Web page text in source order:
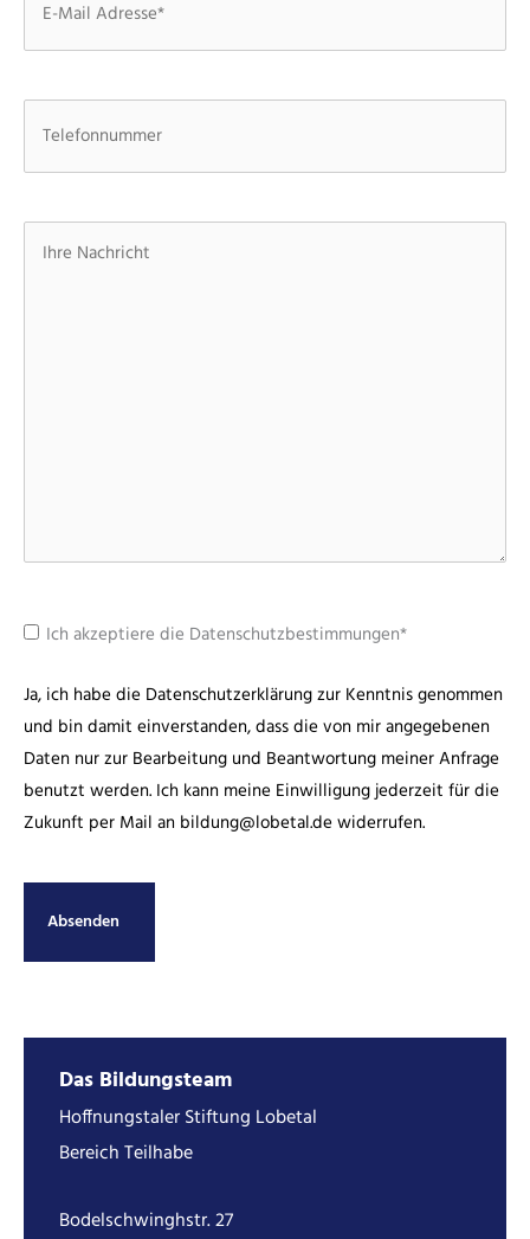
Ich akzeptiere die Datenschutzbestimmungen*
Ja, ich habe die Datenschutzerklärungzur Kenntnis genommen
und bin damit einverstanden, dass die von mir angegebenen
Daten nur zur Bearbeitung und Beantwortung meiner Anfrage
benutzt werden. Ich kann meine Einwilligung jederzeit für die
Zukunft per Mail an bildung@lobetal.de widerrufen.
Das Bildungsteam
Hoffnungstaler Stiftung Lobetal
Bereich Teilhabe
Bodelschwinghstr. 27